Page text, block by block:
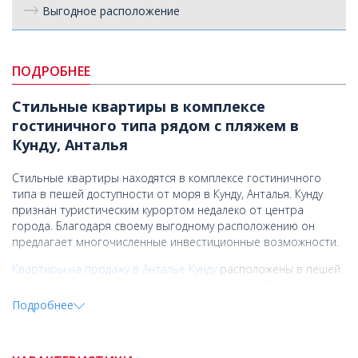
Выгодное расположение
ПОДРОБНЕЕ
Стильные квартиры в комплексе
гостиничного типа рядом с пляжем в
Кунду, Анталья
Стильные квартиры находятся в комплексе гостиничного
типа в пешей доступности от моря в Кунду, Анталья. Кунду
признан туристическим курортом недалеко от центра
города. Благодаря своему выгодному расположению он
предлагает многочисленные инвестиционные возможности.
Квартиры на продажу в Анталье Кунду расположены в пешей
станции, торгового центра и пляжа, в 7 км от больницы
Anadolu, в 8,5 км от водопада Дюден, в 10 км от торгового
Подробнее